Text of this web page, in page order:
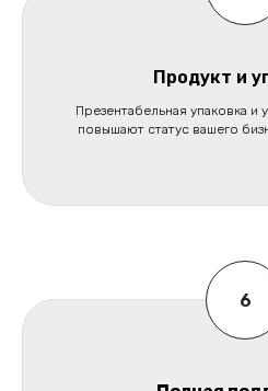
Продукт и
Презентабельная упаковка и
повышают статус вашего